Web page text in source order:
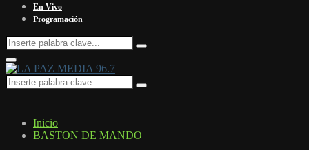
En Vivo
Programación
Search
for:
Search
Facebook
Twitter
Instagram
Youtube
Email
Twitch
Whatsapp
Primary
Menu
Search
for:
Search
Inicio
BASTON DE MANDO